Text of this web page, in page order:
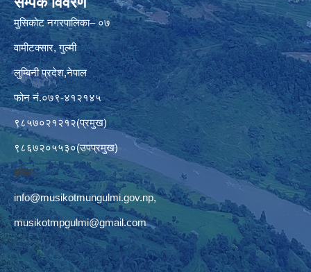
मुसिकोट नगरपालिका– ०७
वामीटक्सार, गुल्मी
लुम्बिनी प्रदेश,नेपाल
फोन नं.०७९-४१२१४५
९८५७०२१२१२(प्रमुख)
९८६७२०५५३०(उपप्रमुख)
इमेलः–
info@musikotmungulmi.gov.np,
musikotmpgulmi@gmail.com